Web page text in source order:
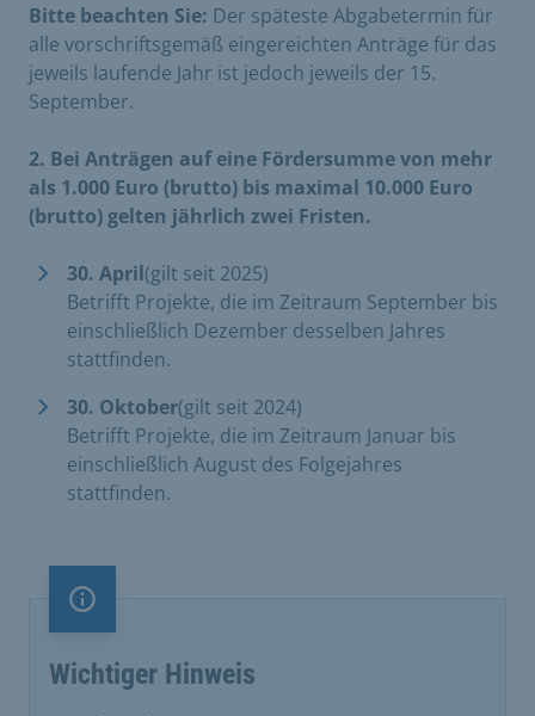
Bitte beachten Sie: Der späteste Abgabetermin für
alle vorschriftsgemäß eingereichten Anträge für das
jeweils laufende Jahr ist jedoch jeweils der 15.
September.
2. Bei Anträgen auf eine Fördersumme von mehr
als 1.000 Euro (brutto) bis maximal 10.000 Euro
(brutto) gelten jährlich zwei Fristen.
30. April(gilt seit 2025)
Betrifft Projekte, die im Zeitraum September bis
einschließlich Dezember desselben Jahres
stattfinden.
30. Oktober(gilt seit 2024)
Betrifft Projekte, die im Zeitraum Januar bis
einschließlich August des Folgejahres
stattfinden.
Information
Wichtiger Hinweis